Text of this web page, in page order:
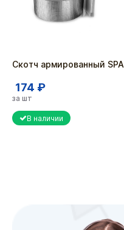
Скотч армированный SPA
174 ₽
за шт
В наличии